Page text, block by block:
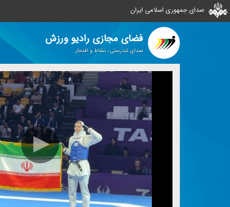
صدای جمهوری اسلامی ایران
فضای مجازی رادیو ورزش
صدای تندرستی ، نشاط و افتخار